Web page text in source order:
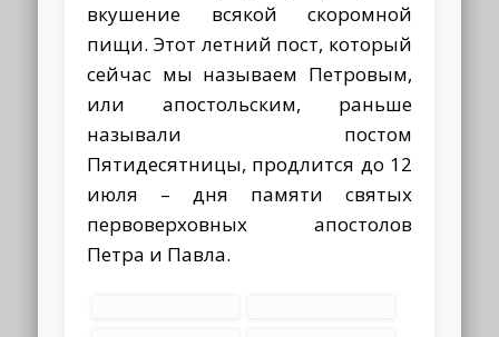
вкушение всякой скоромной
пищи. Этот летний пост, который
сейчас мы называем Петровым,
или апостольским, раньше
называли постом
Пятидесятницы, продлится до 12
июля – дня памяти святых
первоверховных апостолов
Петра и Павла.